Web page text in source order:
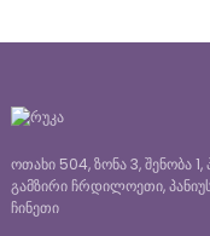
ოთახი 504, ზონა 3, შენობა 1,
გამზირი ჩრდილოეთი,
ჩინეთი